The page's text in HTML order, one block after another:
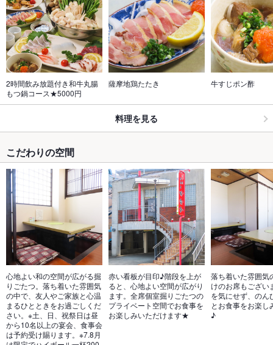
2時間飲み放題付き和牛丸腸
もつ鍋コース★5000円
薩摩地鶏たたき 牛すじポン酢
料理を見る
こだわりの空間
心地よい和の空間が広がる掘
りごたつ。落ち着いた雰囲気
の中で、友人やご家族と心温
まるひとときをお過ごしくだ
さい。※土、日、祝祭日は昼
から10名以上の宴会、食事会
は予約受け賜ります。※7.8月
赤い看板が目印♪階段を上が
ると、心地よい空間が広がり
ます。全席個室掘りごたつの
プライベート空間でお食事を
お楽しみいただけます★
落ち着いた雰囲気
けのお席もござい
を気にせず、のん
とお食事をお楽し
♪